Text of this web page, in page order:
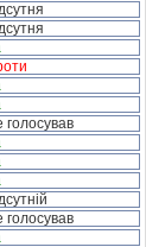
голосував
голосував